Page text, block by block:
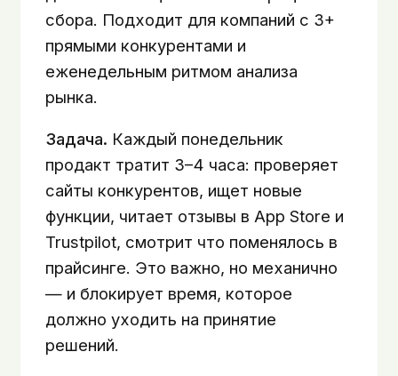
сбора. Подходит для компаний с 3+
прямыми конкурентами и
еженедельным ритмом анализа
рынка.
Задача. Каждый понедельник
продакт тратит 3–4 часа: проверяет
сайты конкурентов, ищет новые
функции, читает отзывы в App Store и
Trustpilot, смотрит что поменялось в
прайсинге. Это важно, но механично
— и блокирует время, которое
должно уходить на принятие
решений.